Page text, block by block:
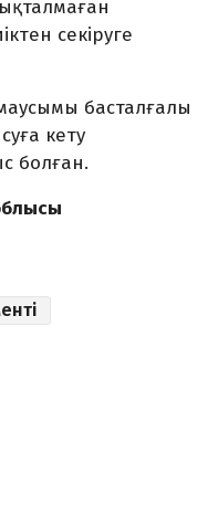
секіруге
басталғалы
кету
болған.